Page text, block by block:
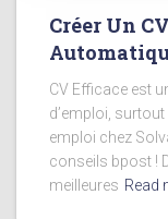
Créer Un
CV Efficace est
d’emploi,
emploi chez
conseils bpost !
meilleures Read